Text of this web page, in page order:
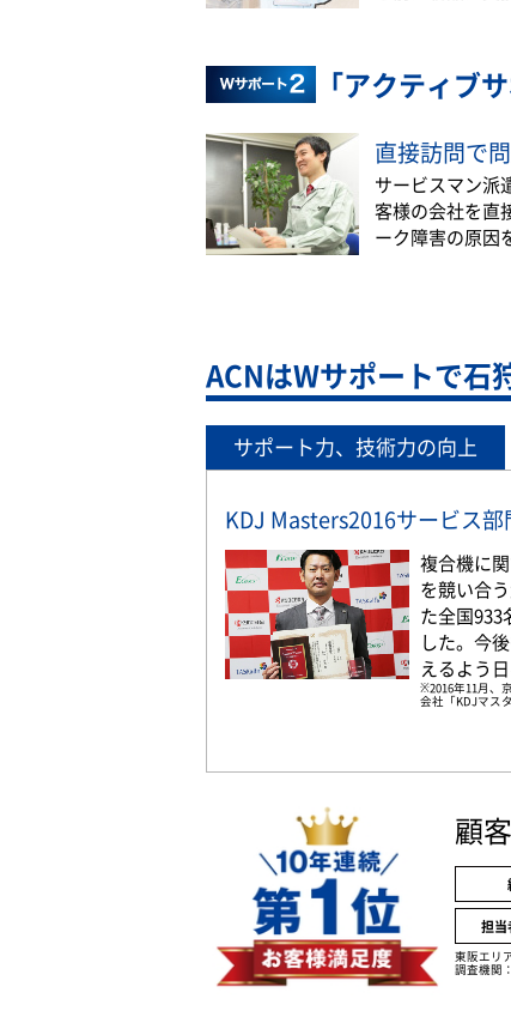
「アクティブ
直接訪問で
サービスマン派
客様の会社を直
ーク障害の原因
ACNはWサポートで石
サポート力、技術力の向上
KDJ Masters2016サービス
複合機に
を競い合
た全国933
した。今
えるよう
※2016年11月、
会社「KDJマス
顧
担当
東阪エリ
調査機関